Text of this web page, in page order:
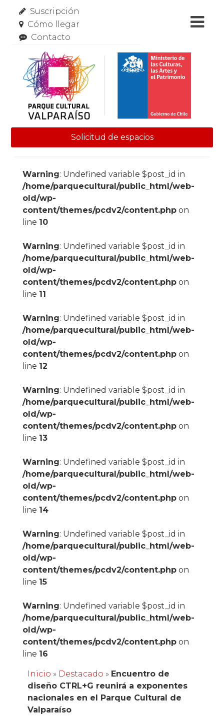
Suscripción
Cómo llegar
Contacto
Solicitud de espacios
Warning: Undefined variable $post_id in
/home/parquecultural/public_html/web-
old/wp-
content/themes/pcdv2/content.phpon
line 10
Warning: Undefined variable $post_id in
/home/parquecultural/public_html/web-
old/wp-
content/themes/pcdv2/content.phpon
line 11
Warning: Undefined variable $post_id in
/home/parquecultural/public_html/web-
old/wp-
content/themes/pcdv2/content.phpon
line 12
Warning: Undefined variable $post_id in
/home/parquecultural/public_html/web-
old/wp-
content/themes/pcdv2/content.phpon
line 13
Warning: Undefined variable $post_id in
/home/parquecultural/public_html/web-
old/wp-
content/themes/pcdv2/content.phpon
line 14
Warning: Undefined variable $post_id in
/home/parquecultural/public_html/web-
old/wp-
content/themes/pcdv2/content.phpon
line 15
Warning: Undefined variable $post_id in
/home/parquecultural/public_html/web-
old/wp-
content/themes/pcdv2/content.phpon
line 16
Inicio » Destacado » Encuentro de
diseño CTRL+G reunirá a exponentes
nacionales en el Parque Cultural de
Valparaíso